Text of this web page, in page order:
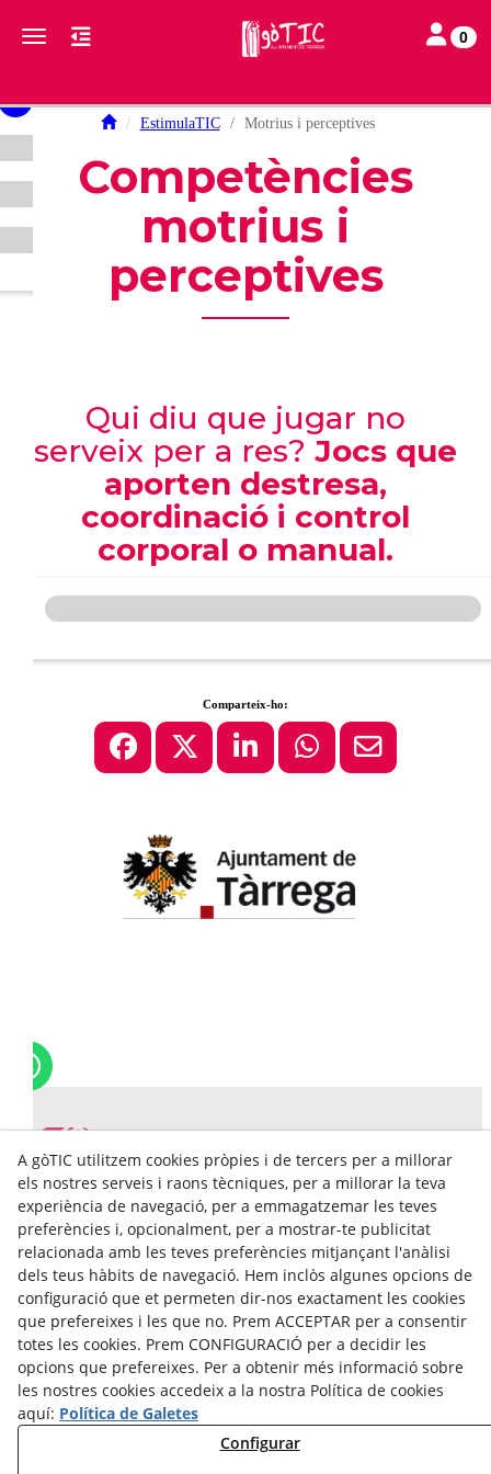
Toggle navigation Toggle
0
EstimulaTIC Motrius i perceptives
Competències
motrius i
perceptives
Qui diu que jugar no
serveix per a res? Jocs que
aporten destresa,
coordinació i control
corporal o manual.
Comparteix-ho:
gòTIC Ajuntament de Tàrrega
Carrer del Segle XX, 2, 2on
25300Tàrrega(Lleida)
+34 973 50 01 99
gotic@tarrega.cat
Avís Legal
A gòTIC utilitzem cookies pròpies i de tercers per a millorar
els nostres serveis i raons tècniques, per a millorar la teva
experiència de navegació, per a emmagatzemar les teves
preferències i, opcionalment, per a mostrar-te publicitat
relacionada amb les teves preferències mitjançant l'anàlisi
dels teus hàbits de navegació. Hem inclòs algunes opcions de
configuració que et permeten dir-nos exactament les cookies
que prefereixes i les que no. Prem ACCEPTAR per a consentir
totes les cookies. Prem CONFIGURACIÓ per a decidir les
opcions que prefereixes. Per a obtenir més informació sobre
les nostres cookies accedeix a la nostra Política de cookies
aquí: Política de Galetes
Configurar